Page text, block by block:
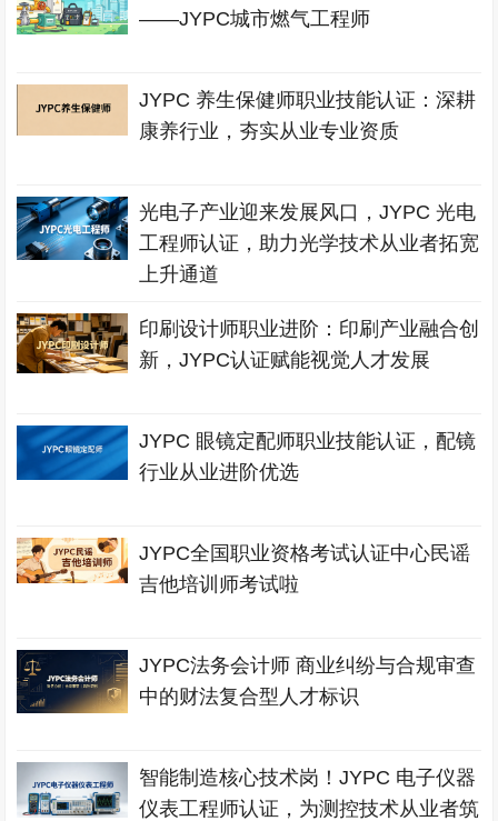
——JYPC城市燃气工程师
JYPC 养生保健师职业技能认证：深耕
康养行业，夯实从业专业资质
光电子产业迎来发展风口，JYPC 光电
工程师认证，助力光学技术从业者拓宽
上升通道
印刷设计师职业进阶：印刷产业融合创
新，JYPC认证赋能视觉人才发展
JYPC 眼镜定配师职业技能认证，配镜
行业从业进阶优选
JYPC全国职业资格考试认证中心民谣
吉他培训师考试啦
JYPC法务会计师 商业纠纷与合规审查
中的财法复合型人才标识
智能制造核心技术岗！JYPC 电子仪器
仪表工程师认证，为测控技术从业者筑